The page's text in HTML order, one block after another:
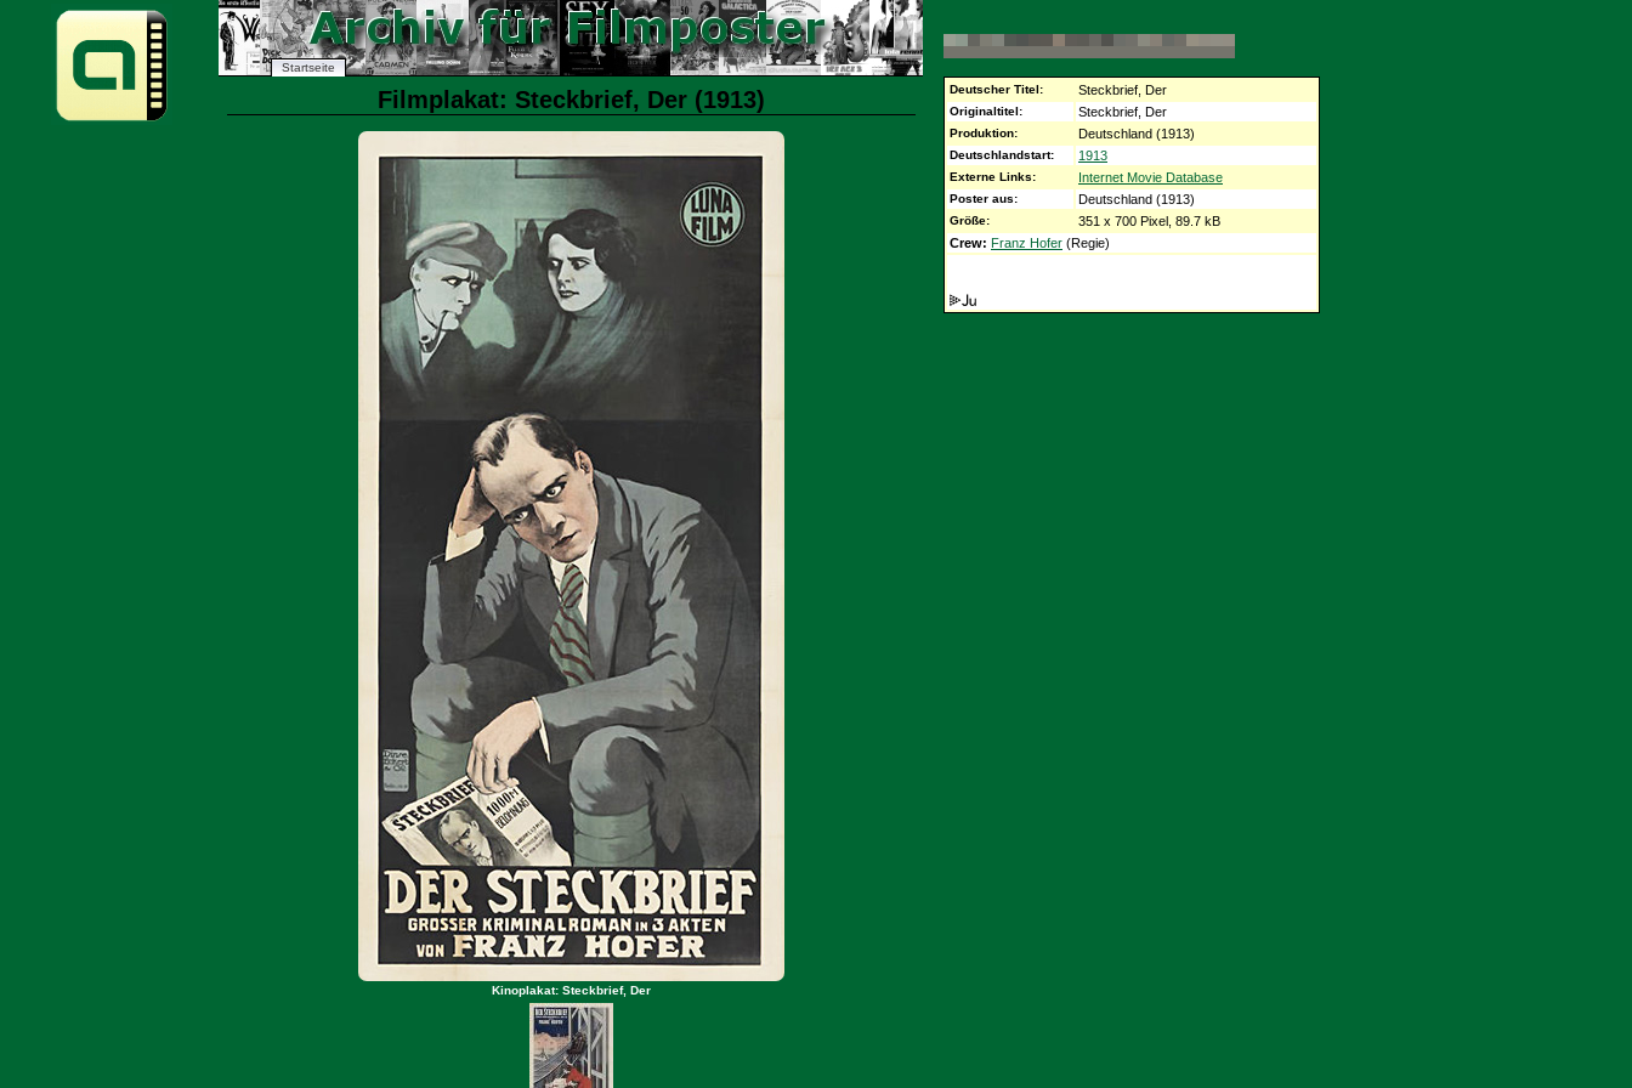
Startseite
Filmplakat: Steckbrief, Der (1913)
Kinoplakat: Steckbrief, Der
Deutscher Titel: Steckbrief, Der
Originaltitel: Steckbrief, Der
Produktion: Deutschland (1913)
Deutschlandstart: 1913
Externe Links: Internet Movie Database
Poster aus: Deutschland (1913)
Größe:
351 x 700 Pixel, 89.7 kB
Crew: Franz Hofer (Regie)